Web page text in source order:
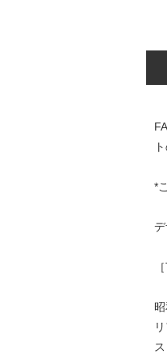
*